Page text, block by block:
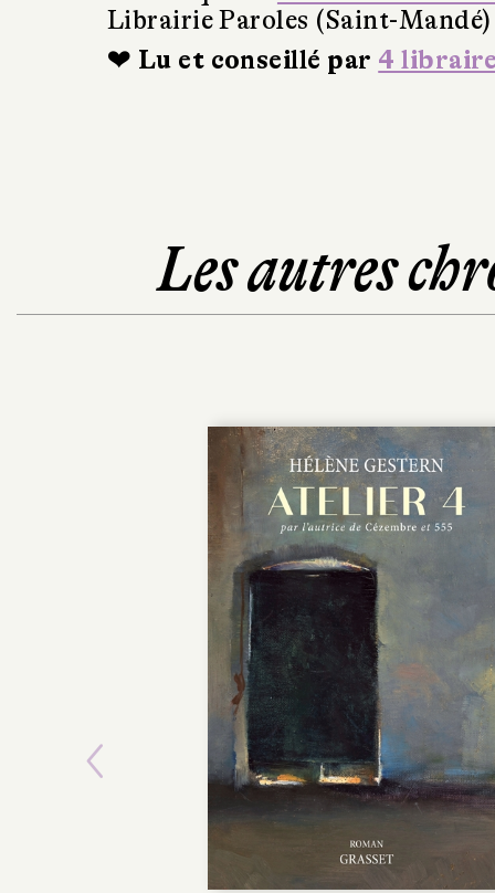
Librairie Paroles (Saint-Mandé)
❤ Lu et conseillé par 4
Les autres
Previous